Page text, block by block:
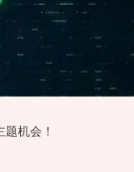
机会！